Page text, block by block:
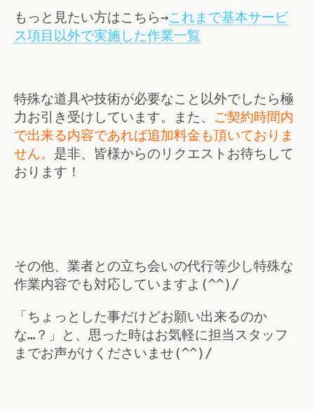
もっと見たい方はこちら→これまで基本サービ
ス項目以外で実施した作業一覧
特殊な道具や技術が必要なこと以外でしたら極
力お引き受けしています。また、 ご契約時間内
で出来る内容であれば追加料金も頂いておりま
せん。 是非、皆様からのリクエストお待ちして
おります！
その他、業者との立ち会いの代行等少し特殊な
作業内容でも対応していますよ(^^)/
「ちょっとした事だけどお願い出来るのか
な…？」と、思った時はお気軽に担当スタッフ
までお声がけくださいませ(^^)/